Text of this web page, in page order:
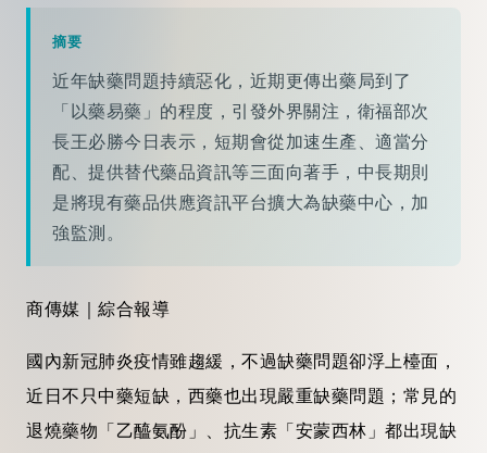
摘要
近年缺藥問題持續惡化，近期更傳出藥局到了
「以藥易藥」的程度，引發外界關注，衛福部次
長王必勝今日表示，短期會從加速生產、適當分
配、提供替代藥品資訊等三面向著手，中長期則
是將現有藥品供應資訊平台擴大為缺藥中心，加
強監測。
商傳媒｜綜合報導
國內新冠肺炎疫情雖趨緩，不過缺藥問題卻浮上檯面，
近日不只中藥短缺，西藥也出現嚴重缺藥問題；常見的
退燒藥物「乙醯氨酚」、抗生素「安蒙西林」都出現缺